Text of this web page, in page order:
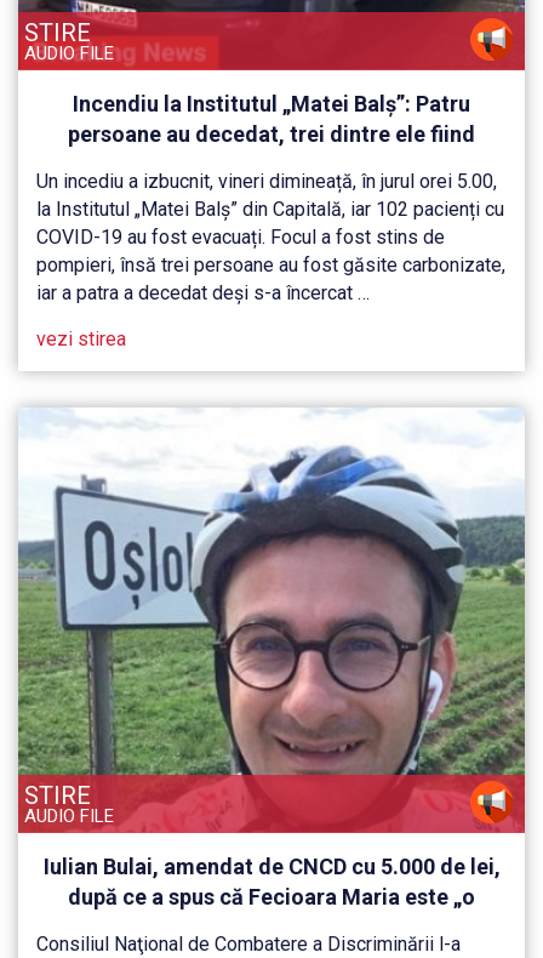
STIRE
AUDIO FILE
Incendiu la Institutul „Matei Balș”: Patru
persoane au decedat, trei dintre ele fiind
evacuați.
Un incediu a izbucnit, vineri dimineață, în jurul orei 5.00,
la Institutul „Matei Balș” din Capitală, iar 102 pacienți cu
COVID-19 au fost evacuați. Focul a fost stins de
pompieri, însă trei persoane au fost găsite carbonizate,
iar a patra a decedat deși s-a încercat …
vezi stirea
STIRE
AUDIO FILE
Iulian Bulai, amendat de CNCD cu 5.000 de lei,
după ce a spus că Fecioara Maria este „o
Consiliul Naţional de Combatere a Discriminării l-a